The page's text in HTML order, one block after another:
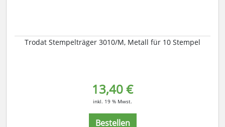
Trodat Stempelträger 3010/M, Metall für 10 Stempel
13,40 €
inkl. 19 % Mwst.
Bestellen